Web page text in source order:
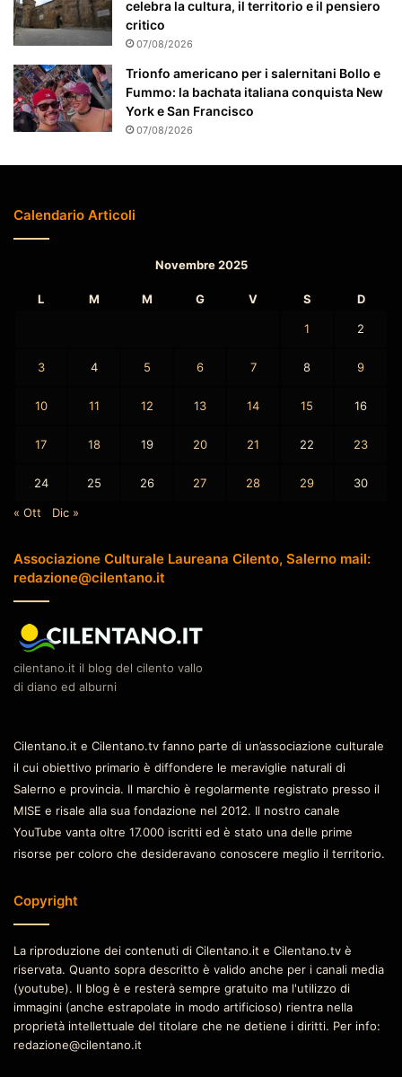
i
o
n
a
t
o
celebra la cultura, il territorio e il pensiero
critico
07/08/2026
Trionfo americano per i salernitani Bollo e
Fummo: la bachata italiana conquista New
York e San Francisco
07/08/2026
Calendario Articoli
Novembre 2025
L M M G V S D
1 2
3 4 5 6 7 8 9
10 11 12 13 14 15 16
17 18 19 20 21 22 23
24 25 26 27 28 29 30
« Ott Dic »
Associazione Culturale Laureana Cilento, Salerno mail:
redazione@cilentano.it
cilentano.it il blog del cilento vallo
di diano ed alburni
Cilentano.it e Cilentano.tv fanno parte di un’associazione culturale
il cui obiettivo primario è diffondere le meraviglie naturali di
Salerno e provincia. Il marchio è regolarmente registrato presso il
MISE e risale alla sua fondazione nel 2012. Il nostro canale
YouTube vanta oltre 17.000 iscritti ed è stato una delle prime
risorse per coloro che desideravano conoscere meglio il territorio.
Copyright
La riproduzione dei contenuti di Cilentano.it e Cilentano.tv è
riservata. Quanto sopra descritto è valido anche per i canali media
(youtube). Il blog è e resterà sempre gratuito ma l'utilizzo di
immagini (anche estrapolate in modo artificioso) rientra nella
proprietà intellettuale del titolare che ne detiene i diritti. Per info:
redazione@cilentano.it